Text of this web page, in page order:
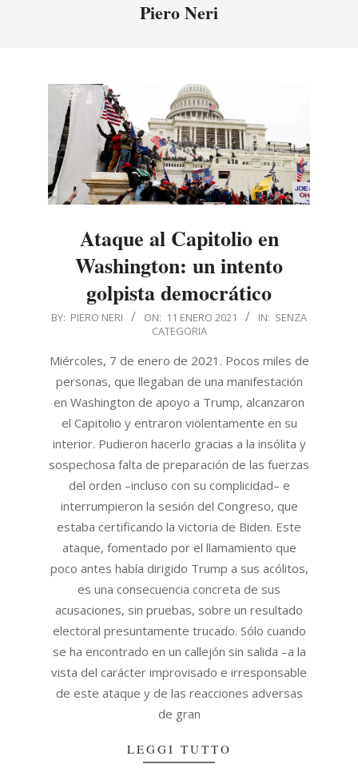
Piero Neri
Ataque al Capitolio en
Washington: un intento
golpista democrático
2021-
11
BY: PIERO NERI ON: 11 ENERO 2021 IN: SENZA
CATEGORIA
Miércoles, 7 de enero de 2021. Pocos miles de
personas, que llegaban de una manifestación
en Washington de apoyo a Trump, alcanzaron
el Capitolio y entraron violentamente en su
interior. Pudieron hacerlo gracias a la insólita y
sospechosa falta de preparación de las fuerzas
del orden –incluso con su complicidad– e
interrumpieron la sesión del Congreso, que
estaba certificando la victoria de Biden. Este
ataque, fomentado por el llamamiento que
poco antes había dirigido Trump a sus acólitos,
es una consecuencia concreta de sus
acusaciones, sin pruebas, sobre un resultado
electoral presuntamente trucado. Sólo cuando
se ha encontrado en un callejón sin salida –a la
vista del carácter improvisado e irresponsable
de este ataque y de las reacciones adversas
de gran
LEGGI TUTTO